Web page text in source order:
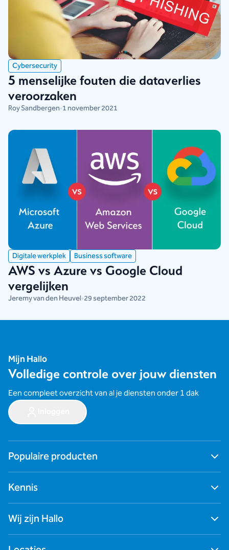
Cybersecurity
5 menselijke fouten die dataverlies
veroorzaken
Roy Sandbergen•1 november 2021
Digitale werkplek Business software
AWS vs Azure vs Google Cloud
vergelijken
Jeremy van den Heuvel•29 september 2022
Mijn Hallo
Volledige controle over jouw diensten
Een compleet overzicht van al je diensten onder 1 dak
Populaire producten
Digitale werkplek
Cybersecurity
Zakelijk internet
Netwerken
Zakelijk mobiel
Kennis
Nieuws
Succesverhalen
Webinars
Wij zijn Hallo